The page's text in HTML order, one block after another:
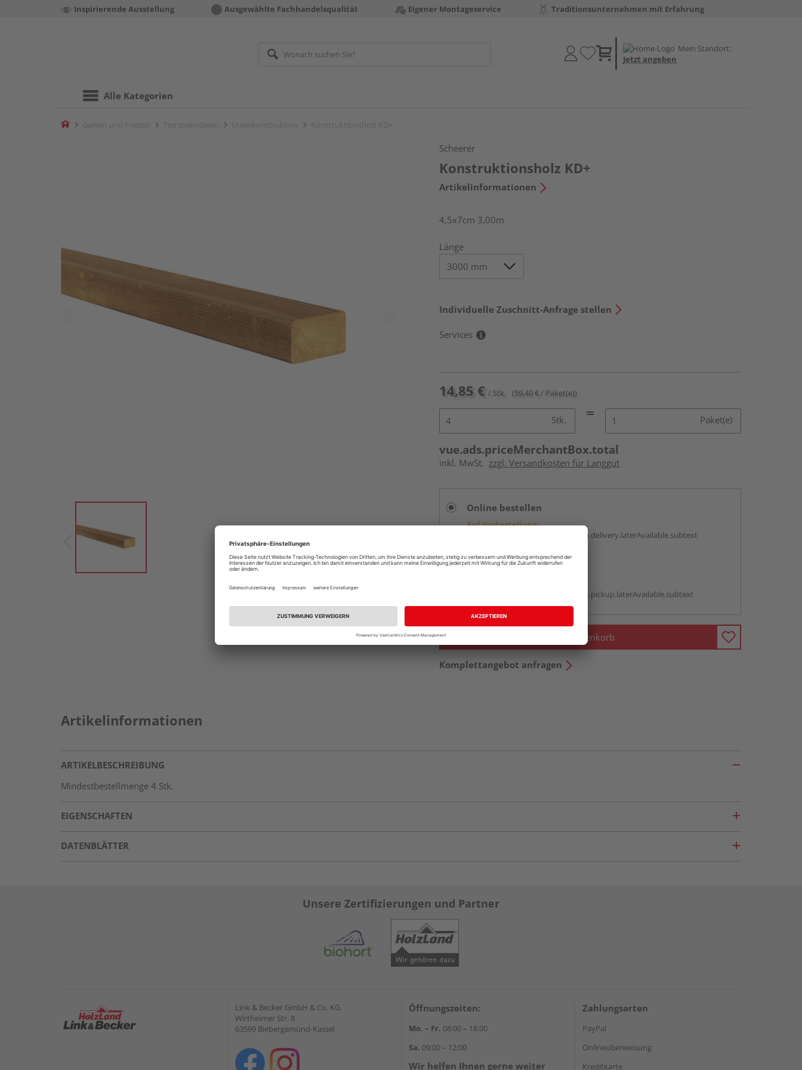
Inspirierende Ausstellung Ausgewählte Fachhandelsqualität Eigener Montageservice Traditionsunternehmen mit Erfahrung
Mein Standort:
Jetzt angeben
Alle Kategorien
Home
Scheerer
Konstruktionsholz KD+
Artikelinformationen
4,5x7cm 3,00m
Länge
Individuelle Zuschnitt-Anfrage stellen
Services
14,85 € / Stk. (59,40 € / Paket(e))
Stk. Paket(e)
vue.ads.priceMerchantBox.total
inkl. MwSt. zzgl. Versandkosten für Langgut
Online bestellen
Auf Vorbestellung:
vue.ads.priceMerchantBox.option.delivery.laterAvailable.subtext
Beim Händler abholen
vue.ads.priceMerchantBox.option.pickup.laterAvailable.subtext
In den Warenkorb
Komplettangebot anfragen
Artikelinformationen
ARTIKELBESCHREIBUNG
Mindestbestellmenge 4 Stk.
EIGENSCHAFTEN
DATENBLÄTTER
Unsere Zertifizierungen und Partner
Link & Becker GmbH & Co. KG
Wirtheimer Str. 8
63599 Biebergemünd-Kassel
Öffnungszeiten:
Mo. – Fr. 08:00 – 18:00
Sa. 09:00 – 12:00
Wir helfen Ihnen gerne weiter
Zahlungsarten
PayPal
Onlineüberweisung
Kreditkarte